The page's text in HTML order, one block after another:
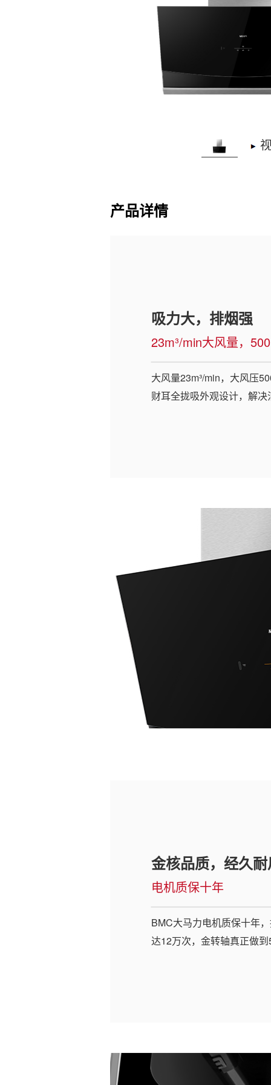
产品详情
吸力大，排烟强
23m³/min大风量，
大风量23m³/min，大风压
财耳全拢吸外观设计，解决
金核品质，经久耐
电机质保十年
BMC大马力电机质保十年
达12万次，金转轴真正做